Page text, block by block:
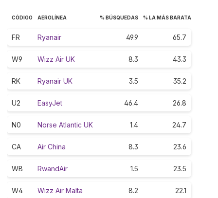
CÓDIGO AEROLÍNEA % BÚSQUEDAS % LA MÁS BARATA
FR Ryanair 49.9 65.7
W9 Wizz Air UK 8.3 43.3
RK Ryanair UK 3.5 35.2
U2 EasyJet 46.4 26.8
N0 Norse Atlantic UK 1.4 24.7
CA Air China 8.3 23.6
WB RwandAir 1.5 23.5
W4 Wizz Air Malta 8.2 22.1